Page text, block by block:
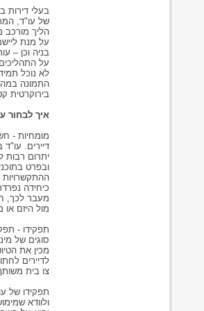
הליך מורכב
על מנת
על
לא נוכל
התמונה
בירוקרטית
איך לבחור
מומחיות -
דיירים.
מעבר לכך,
מול היזם
תפקידו -
סוגים של
מכין את
לדיירים
צו בית
תפקידו של
ולוודא